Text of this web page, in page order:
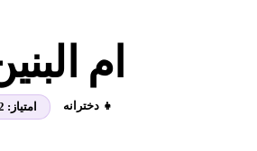
ام
👧 دخترانه امتیاز: